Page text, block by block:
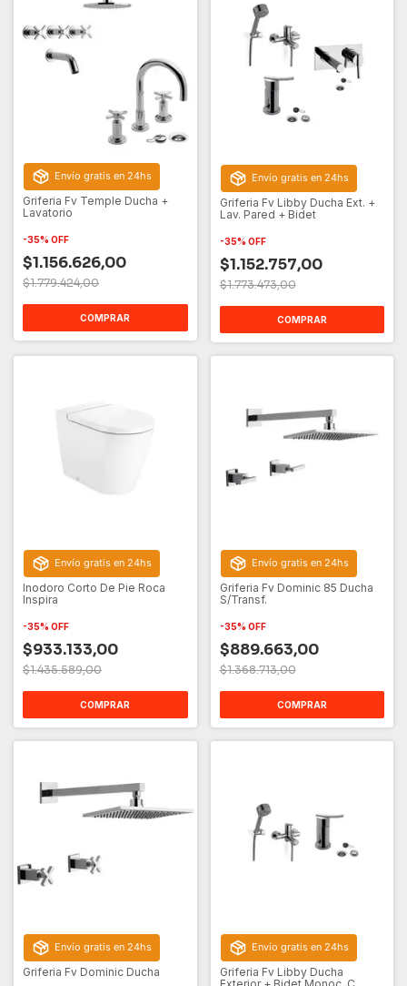
Envío gratis en 24hs
Griferia Fv Temple Ducha +
Lavatorio
-35% OFF
$1.156.626,00
$1.779.424,00
COMPRAR
Envío gratis en 24hs
Griferia Fv Libby Ducha Ext. +
Lav. Pared + Bidet
-35% OFF
$1.152.757,00
$1.773.473,00
COMPRAR
Envío gratis en 24hs
Inodoro Corto De Pie Roca
Inspira
-35% OFF
$933.133,00
$1.435.589,00
COMPRAR
Envío gratis en 24hs
Griferia Fv Dominic 85 Ducha
S/Transf.
-35% OFF
$889.663,00
$1.368.713,00
COMPRAR
Envío gratis en 24hs
Griferia Fv Dominic Ducha
Envío gratis en 24hs
Griferia Fv Libby Ducha